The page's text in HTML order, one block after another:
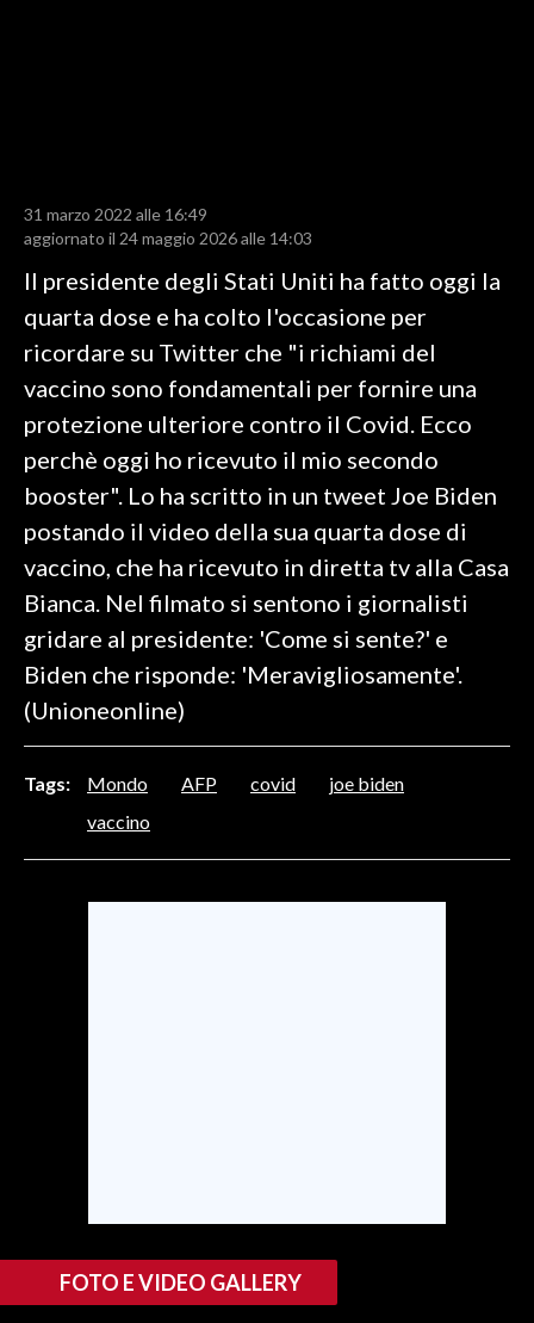
RISULTATI E CLASSIFICHE
CALCIO REGIONALE
BASKET
VOLLEY
MOTORI
TENNIS
ALTRI SPORT
CULTURA
SPETTACOLI
GOSSIP
SALUTE
SARDI NEL MONDO
NECROLOGI
PUBBLICITÀ
SPIAGGE
31 marzo 2022 alle 16:49
aggiornato il 24 maggio 2026 alle 14:03
Il presidente degli Stati Uniti ha fatto oggi la
quarta dose e ha colto l'occasione per
ricordare su Twitter che "i richiami del
vaccino sono fondamentali per fornire una
protezione ulteriore contro il Covid. Ecco
perchè oggi ho ricevuto il mio secondo
booster". Lo ha scritto in un tweet Joe Biden
postando il video della sua quarta dose di
vaccino, che ha ricevuto in diretta tv alla Casa
Bianca. Nel filmato si sentono i giornalisti
gridare al presidente: 'Come si sente?' e
Biden che risponde: 'Meravigliosamente'.
(Unioneonline)
Tags: Mondo AFP covid
joe biden
vaccino
FOTO E VIDEO GALLERY